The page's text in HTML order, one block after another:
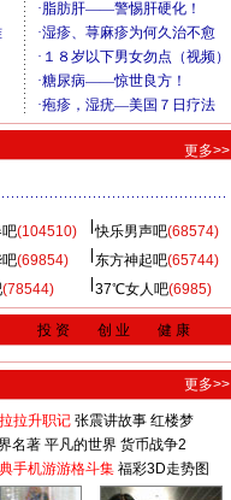
更多>>
(104510) 快乐男声吧(68574)
(69854) 东方神起吧(65744)
(78544) 37℃女人吧(6985)
投 资 创 业 健 康
更多>>
拉升职记 张震讲故事 红楼梦
名著 平凡的世界 货币战争2
手机游游格斗集 福彩3D走势图